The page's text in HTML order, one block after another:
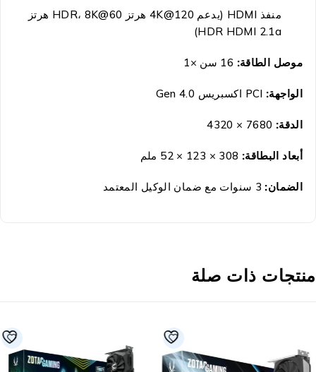
منفذ HDMI (يدعم 4K@120 هرتز HDR، 8K@60 هرتز
HDR HDMI 2.1a)
موصل الطاقة:16 سن ×1
الواجهة: PCI اكسبريس Gen 4.0
الدقة:7680 × 4320
أبعاد البطاقة: 308 × 123 × 52 ملم
الضمان:3 سنوات مع ضمان الوكيل المعتمد
ذات صلة